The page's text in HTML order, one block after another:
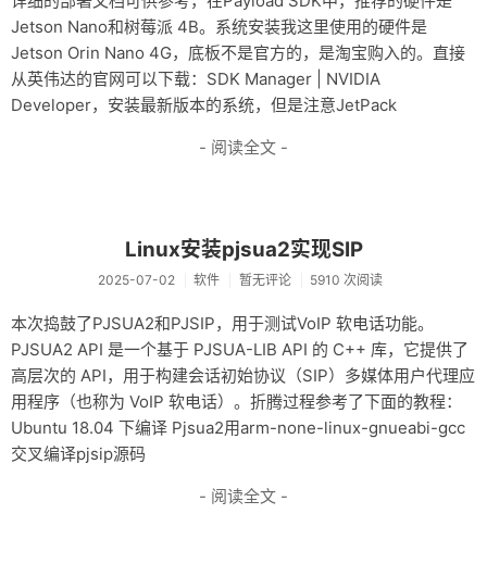
Jetson Nano和树莓派 4B。系统安装我这里使用的硬件是
Jetson Orin Nano 4G，底板不是官方的，是淘宝购入的。直接
从英伟达的官网可以下载：SDK Manager | NVIDIA
Developer，安装最新版本的系统，但是注意JetPack
- 阅读全文 -
Linux安装pjsua2实现SIP
2025-07-02 软件 暂无评论 5910 次阅读
本次捣鼓了PJSUA2和PJSIP，用于测试VoIP 软电话功能。
PJSUA2 API 是一个基于 PJSUA-LIB API 的 C++ 库，它提供了
高层次的 API，用于构建会话初始协议（SIP）多媒体用户代理应
用程序（也称为 VoIP 软电话）。折腾过程参考了下面的教程：
Ubuntu 18.04 下编译 Pjsua2用arm-none-linux-gnueabi-gcc
交叉编译pjsip源码
- 阅读全文 -